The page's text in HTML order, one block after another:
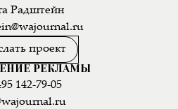
Радштейн
проект
РЕКЛАМЫ
142-79-05